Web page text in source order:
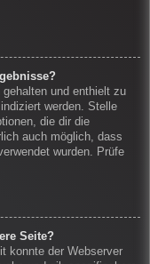
und enthielt zu
werden. Stelle
die dir die
auch möglich, dass
wurden. Prüfe
Seite?
konnte der Webserver